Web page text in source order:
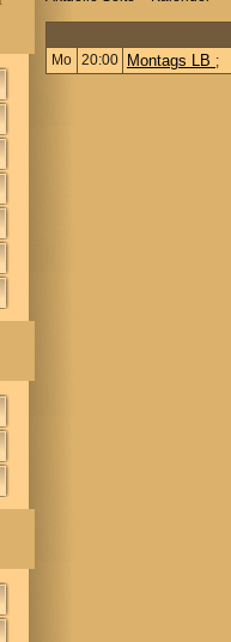
Mo 20:00 Montags LB ;